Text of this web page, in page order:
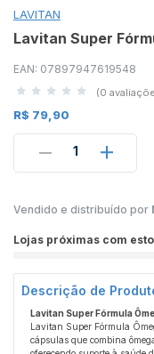
LAVITAN
Lavitan Super
EAN: 07897947619548
(0
R$ 79,90
1
Vendido e distribuído por
Lojas próximas com
Descrição de
Lavitan Super Fórmula
Lavitan Super Fórmula
cápsulas que combina